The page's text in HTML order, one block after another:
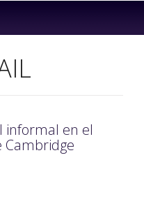
informal en el
Cambridge